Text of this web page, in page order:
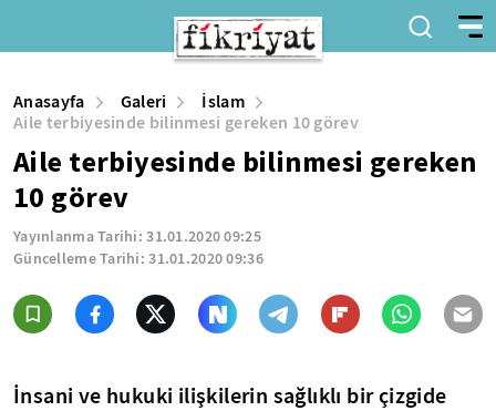
Anasayfa Galeri
İslam
Aile terbiyesinde bilinmesi gereken 10 görev
Aile terbiyesinde bilinmesi gereken
10 görev
Yayınlanma Tarihi:31.01.2020 09:25
Güncelleme Tarihi:31.01.2020 09:36
İnsani ve hukuki ilişkilerin sağlıklı bir çizgide